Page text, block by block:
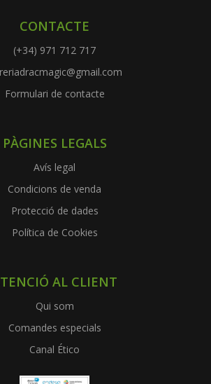
CONTACTE
(+34) 971 712 717
Formulari de contacte
PÀGINES LEGALS
Avís legal
Condicions de venda
Protecció de dades
Política de Cookies
AL CLIENT
Qui som
Comandes especials
Canal Ético